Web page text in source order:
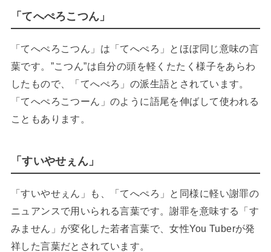
「てへぺろこつん」
「てへぺろこつん」は「てへぺろ」とほぼ同じ意味の言
葉です。”こつん”は自分の頭を軽くたたく様子をあらわ
したもので、「てへぺろ」の派生語とされています。
「てへぺろこつーん」のように語尾を伸ばして使われる
こともあります。
「すいやせぇん」
「すいやせぇん」も、「てへぺろ」と同様に軽い謝罪の
ニュアンスで用いられる言葉です。謝罪を意味する「す
みません」が変化した若者言葉で、女性You Tuberが発
祥した言葉だとされています。